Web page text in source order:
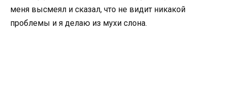
меня высмеял и сказал, что не видит никакой
проблемы и я делаю из мухи слона.